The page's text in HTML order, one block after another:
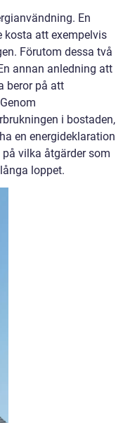
En
kosta att exempelvis
Förutom dessa två
annan anledning att
beror på att
i bostaden,
en energideklaration
vilka åtgärder som
loppet.